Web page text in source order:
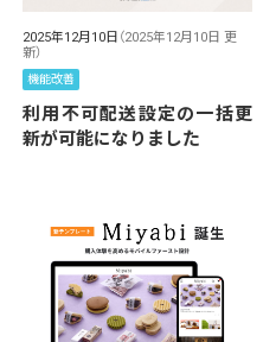
2025年12月10日 （2025年12月10日 更
新）
機能改善
利用不可配送設定の一括更
新が可能になりました